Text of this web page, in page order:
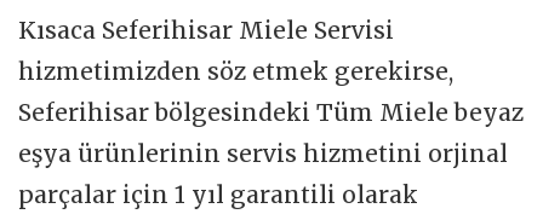
Kısaca Seferihisar Miele Servisi
hizmetimizden söz etmek gerekirse,
Seferihisar bölgesindeki Tüm Miele beyaz
eşya ürünlerinin servis hizmetini orjinal
parçalar için 1 yıl garantili olarak